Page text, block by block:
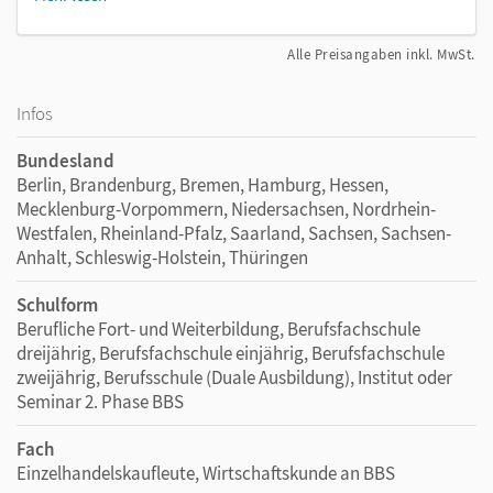
Alle Preisangaben inkl. MwSt.
Infos
Bundesland
Berlin, Brandenburg, Bremen, Hamburg, Hessen,
Mecklenburg-Vorpommern, Niedersachsen, Nordrhein-
Westfalen, Rheinland-Pfalz, Saarland, Sachsen, Sachsen-
Anhalt, Schleswig-Holstein, Thüringen
Schulform
Berufliche Fort- und Weiterbildung, Berufsfachschule
dreijährig, Berufsfachschule einjährig, Berufsfachschule
zweijährig, Berufsschule (Duale Ausbildung), Institut oder
Seminar 2. Phase BBS
Fach
Einzelhandelskaufleute, Wirtschaftskunde an BBS